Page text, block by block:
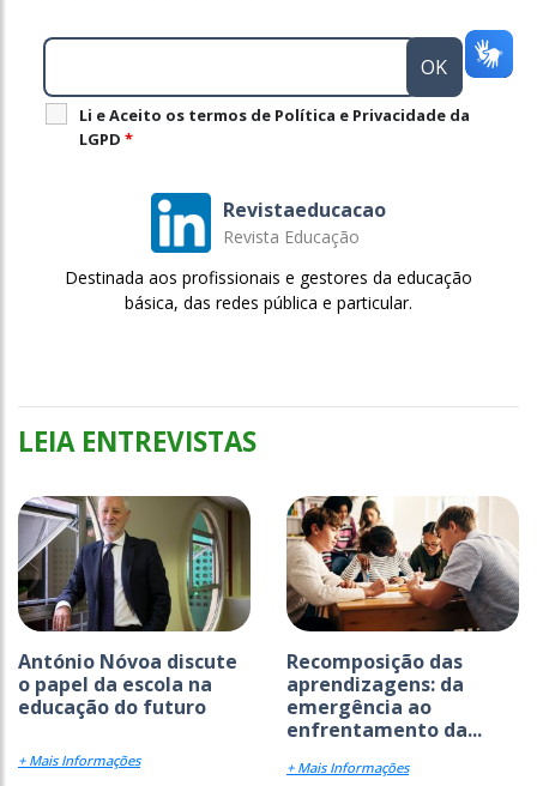
Li e Aceito os termos de Política e Privacidade da
LGPD *
Revistaeducacao
Revista Educação
Destinada aos profissionais e gestores da educação
básica, das redes pública e particular.
LEIA ENTREVISTAS
António Nóvoa discute
o papel da escola na
educação do futuro
+ Mais Informações
Recomposição das
aprendizagens: da
emergência ao
enfrentamento da...
+ Mais Informações